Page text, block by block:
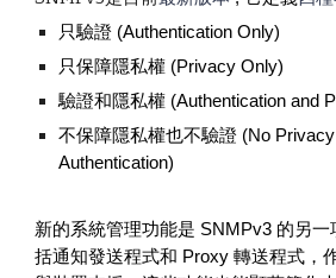
只驗證 (Authentication Only)
只保障隱私權 (Privacy Only)
驗證和隱私權 (Authentication and
不保障隱私權也不驗證 (No
Authentication)
新的系統管理功能是 SNMPv3 的另
括通知發送程式和 Proxy 轉送程式，